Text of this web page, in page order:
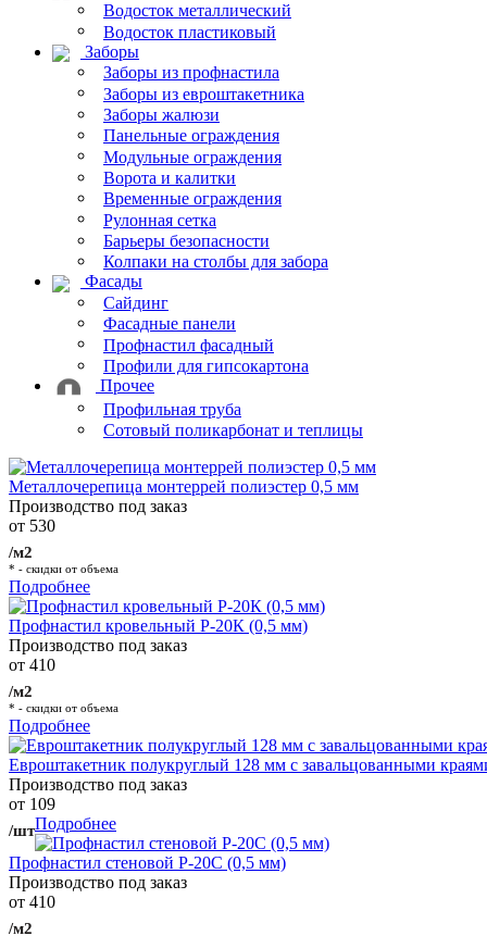
Водосток металлический
Водосток пластиковый
Заборы
Заборы из профнастила
Заборы из евроштакетника
Заборы жалюзи
Панельные ограждения
Модульные ограждения
Ворота и калитки
Временные ограждения
Рулонная сетка
Барьеры безопасности
Колпаки на столбы для забора
Фасады
Сайдинг
Фасадные панели
Профнастил фасадный
Профили для гипсокартона
Прочее
Профильная труба
Сотовый поликарбонат и теплицы
Металлочерепица монтеррей полиэстер 0,5 мм
Производство под заказ
от 530
/м2
* - скидки от объема
Подробнее
Профнастил кровельный Р-20К (0,5 мм)
Производство под заказ
от 410
/м2
* - скидки от объема
Подробнее
Евроштакетник полукруглый 128 мм с завальцованными
Производство под заказ
от 109
/штПодробнее
Профнастил стеновой Р-20С (0,5 мм)
Производство под заказ
от 410
/м2